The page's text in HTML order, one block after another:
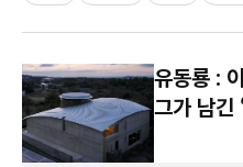
유동룡 :
그가 남긴